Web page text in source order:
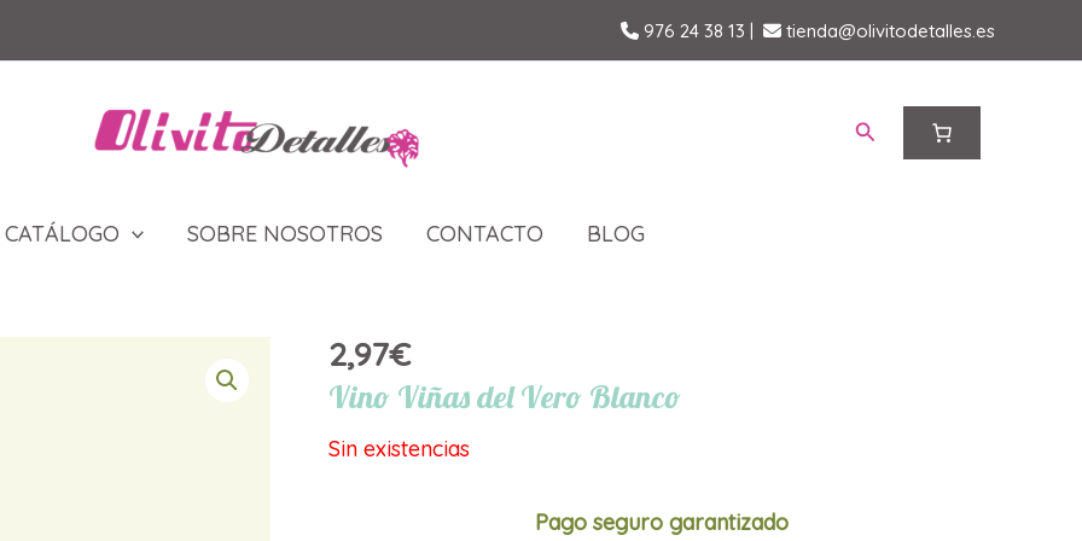
976 24 38 13 | tienda@olivitodetalles.es
Buscar
CATÁLOGO SOBRE NOSOTROS CONTACTO BLOG
2,97€
Vino Viñas del Vero Blanco
Sin existencias
Pago seguro garantizado